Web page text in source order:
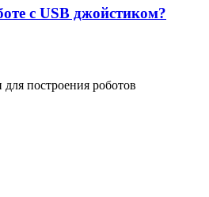
с USB джойстиком?
построения роботов